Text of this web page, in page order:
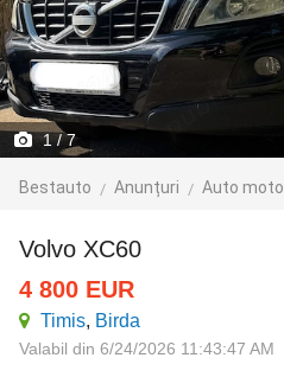
1 / 7
Bestauto Anunțuri Auto moto
Volvo XC60
4 800 EUR
Timis, Birda
Valabil din 6/24/2026 11:43:47 AM